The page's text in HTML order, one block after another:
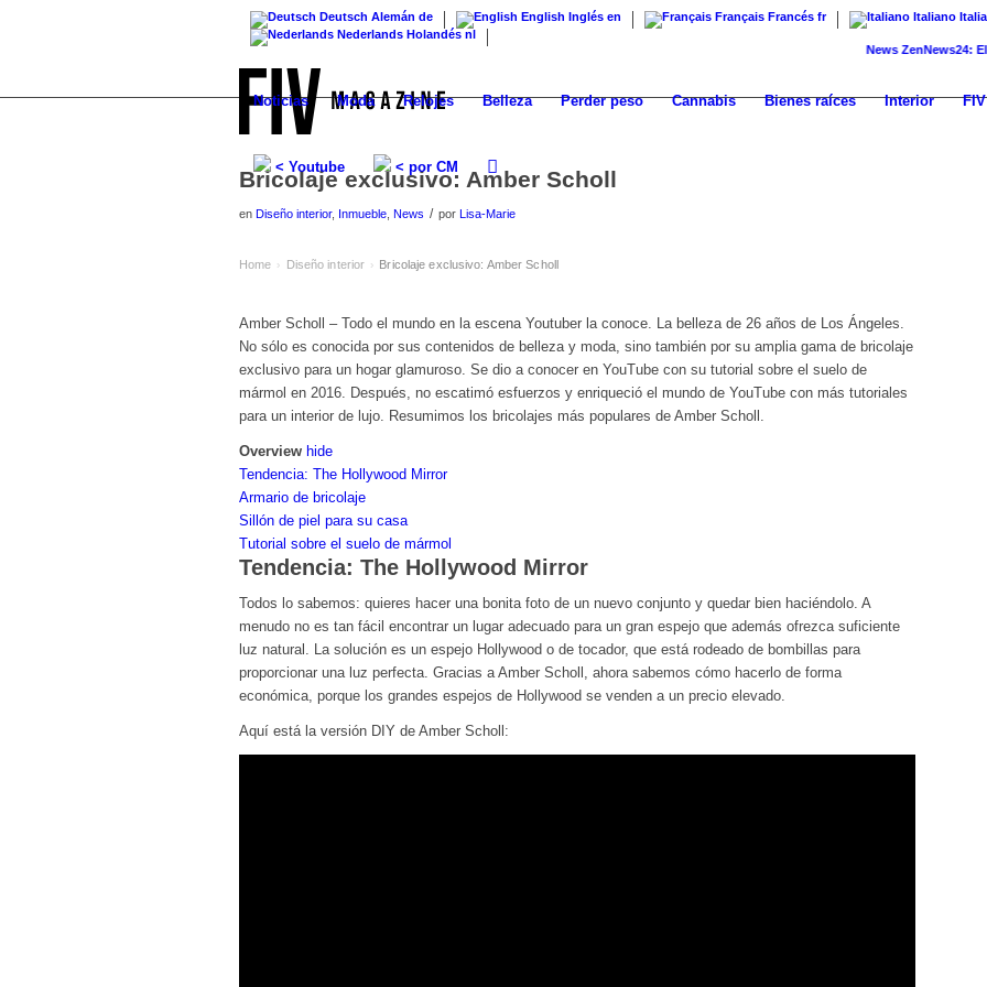
Deutsch Alemán de English Inglés en Français Francés fr Italiano
Nederlands Holandés nl
News ZenNews24: El
Noticias Moda Relojes Belleza Perder peso Cannabis Bienes raíces Interior FIV
< Youtube < por CM
Bricolaje exclusivo: Amber Scholl
en Diseño interior, Inmueble News / por Lisa-Marie
Home › Diseño interior › Bricolaje exclusivo: Amber Scholl
Amber Scholl – Todo el mundo en la escena Youtuber la conoce. La belleza de 26 años de Los Ángeles.
No sólo es conocida por sus contenidos de belleza y moda, sino también por su amplia gama de bricolaje
exclusivo para un hogar glamuroso. Se dio a conocer en YouTube con su tutorial sobre el suelo de
mármol en 2016. Después, no escatimó esfuerzos y enriqueció el mundo de YouTube con más tutoriales
para un interior de lujo. Resumimos los bricolajes más populares de Amber Scholl.
Overview hide
Tendencia: The Hollywood Mirror
Armario de bricolaje
Sillón de piel para su casa
Tutorial sobre el suelo de mármol
Tendencia: The Hollywood Mirror
Todos lo sabemos: quieres hacer una bonita foto de un nuevo conjunto y quedar bien haciéndolo. A
menudo no es tan fácil encontrar un lugar adecuado para un gran espejo que además ofrezca suficiente
luz natural. La solución es un espejo Hollywood o de tocador, que está rodeado de bombillas para
proporcionar una luz perfecta. Gracias a Amber Scholl, ahora sabemos cómo hacerlo de forma
económica, porque los grandes espejos de Hollywood se venden a un precio elevado.
Aquí está la versión DIY de Amber Scholl: